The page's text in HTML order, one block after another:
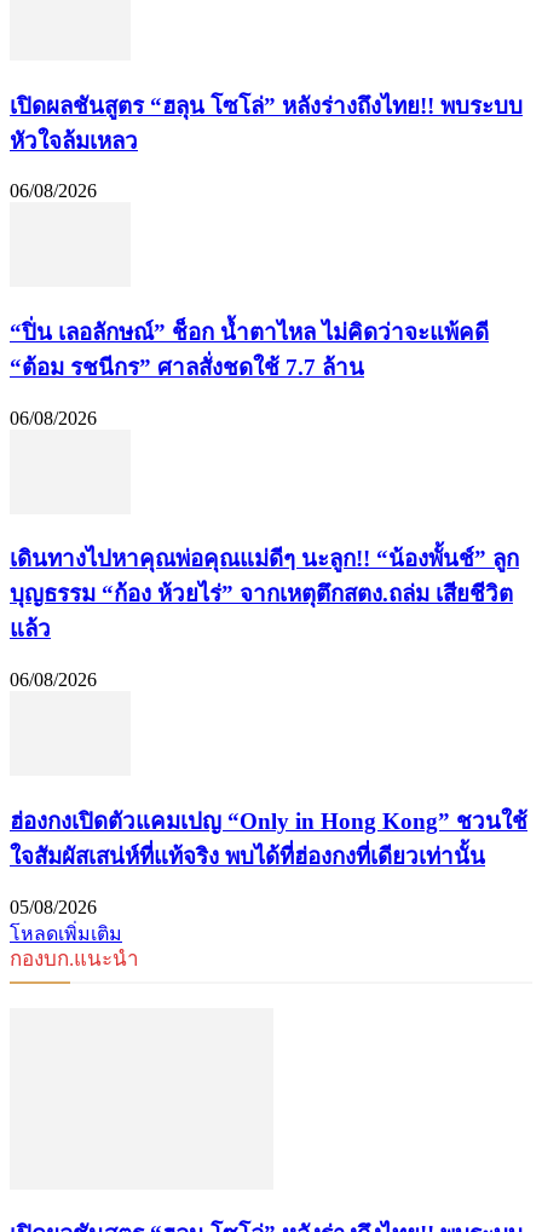
เปิดผลชันสูตร “ฮลุน โซโล่” หลังร่างถึงไทย!! พบระบบ
หัวใจล้มเหลว
06/08/2026
“ปิ่น เลอลักษณ์” ช็อก น้ำตาไหล ไม่คิดว่าจะแพ้คดี
“ต้อม รชนีกร” ศาลสั่งชดใช้ 7.7 ล้าน
06/08/2026
เดินทางไปหาคุณพ่อคุณแม่ดีๆ นะลูก!! “น้องพั้นช์” ลูก
บุญธรรม “ก้อง ห้วยไร่” จากเหตุตึกสตง.ถล่ม เสียชีวิต
แล้ว
06/08/2026
ฮ่องกงเปิดตัวแคมเปญ “Only in Hong Kong” ชวนใช้
ใจสัมผัสเสน่ห์ที่แท้จริง พบได้ที่ฮ่องกงที่เดียวเท่านั้น
05/08/2026
โหลดเพิ่มเติม
กองบก.แนะนำ